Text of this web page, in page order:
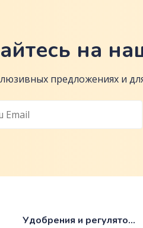
на
предложениях и
Удобрения и регуляторы роста